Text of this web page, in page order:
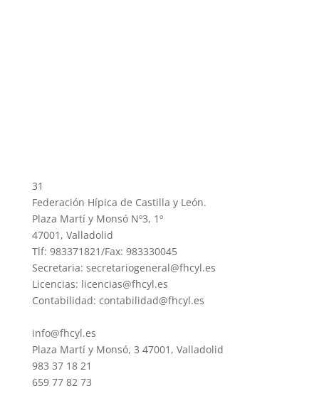
31
Federación Hípica de Castilla y León.
Plaza Martí y Monsó Nº3, 1º
47001, Valladolid
Tlf: 983371821/Fax: 983330045
Secretaria: secretariogeneral@fhcyl.es
Licencias: licencias@fhcyl.es
Contabilidad: contabilidad@fhcyl.es
info@fhcyl.es
Plaza Martí y Monsó, 3 47001, Valladolid
983 37 18 21
659 77 82 73